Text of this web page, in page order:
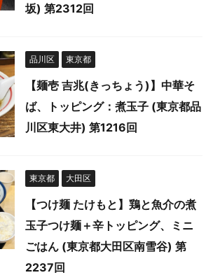
坂) 第2312回
品川区 東京都
【麺壱 吉兆(きっちょう)】中華そ
ば、トッピング：煮玉子 (東京都品
川区東大井) 第1216回
東京都 大田区
【つけ麺 たけもと】鶏と魚介の煮
玉子つけ麺＋辛トッピング、ミニ
ごはん (東京都大田区南雪谷) 第
2237回